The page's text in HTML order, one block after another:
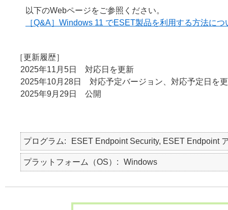
以下のWebページをご参照ください。
［Q&A］Windows 11 でESET製品を利用する方法につ
［更新履歴］
2025年11月5日 対応日を更新
2025年10月28日 対応予定バージョン、対応予定日を
2025年9月29日 公開
プログラム ESET Endpoint Security, ESET Endpoint
プラットフォーム（OS） Windows